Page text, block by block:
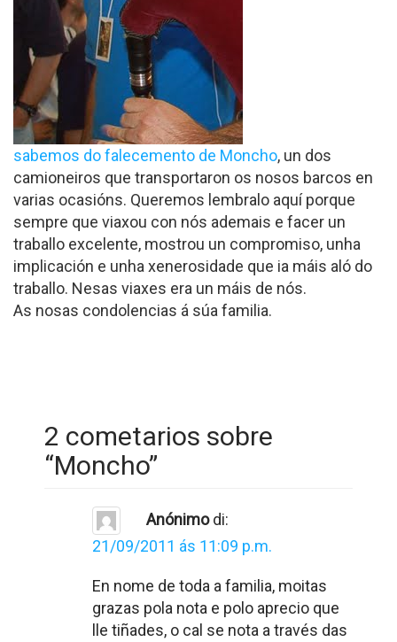
sabemos do falecemento de Moncho, un dos
camioneiros que transportaron os nosos barcos en
varias ocasións. Queremos lembralo aquí porque
sempre que viaxou con nós ademais e facer un
traballo excelente, mostrou un compromiso, unha
implicación e unha xenerosidade que ia máis aló do
traballo. Nesas viaxes era un máis de nós.
As nosas condolencias á súa familia.
2 cometarios sobre
“Moncho”
Anónimo di:
21/09/2011 ás 11:09 p.m.
En nome de toda a familia, moitas
grazas pola nota e polo aprecio que
lle tiñades, o cal se nota a través das